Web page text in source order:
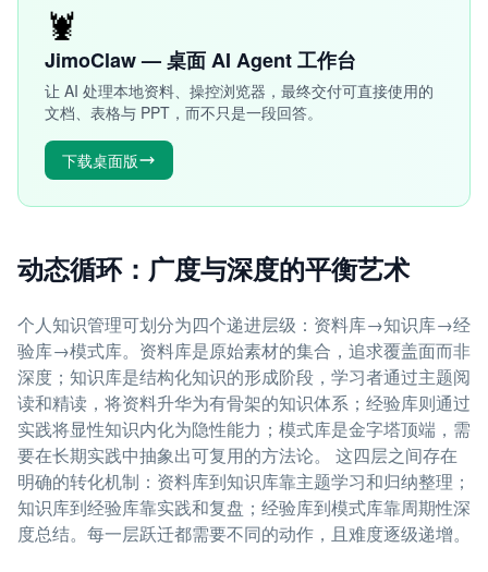
🦞
JimoClaw — 桌面 AI Agent 工作台
让 AI 处理本地资料、操控浏览器，最终交付可直接使用的
文档、表格与 PPT，而不只是一段回答。
下载桌面版
动态循环：广度与深度的平衡艺术
个人知识管理可划分为四个递进层级：资料库→知识库→经
验库→模式库。资料库是原始素材的集合，追求覆盖面而非
深度；知识库是结构化知识的形成阶段，学习者通过主题阅
读和精读，将资料升华为有骨架的知识体系；经验库则通过
实践将显性知识内化为隐性能力；模式库是金字塔顶端，需
要在长期实践中抽象出可复用的方法论。 这四层之间存在
明确的转化机制：资料库到知识库靠主题学习和归纳整理；
知识库到经验库靠实践和复盘；经验库到模式库靠周期性深
度总结。每一层跃迁都需要不同的动作，且难度逐级递增。